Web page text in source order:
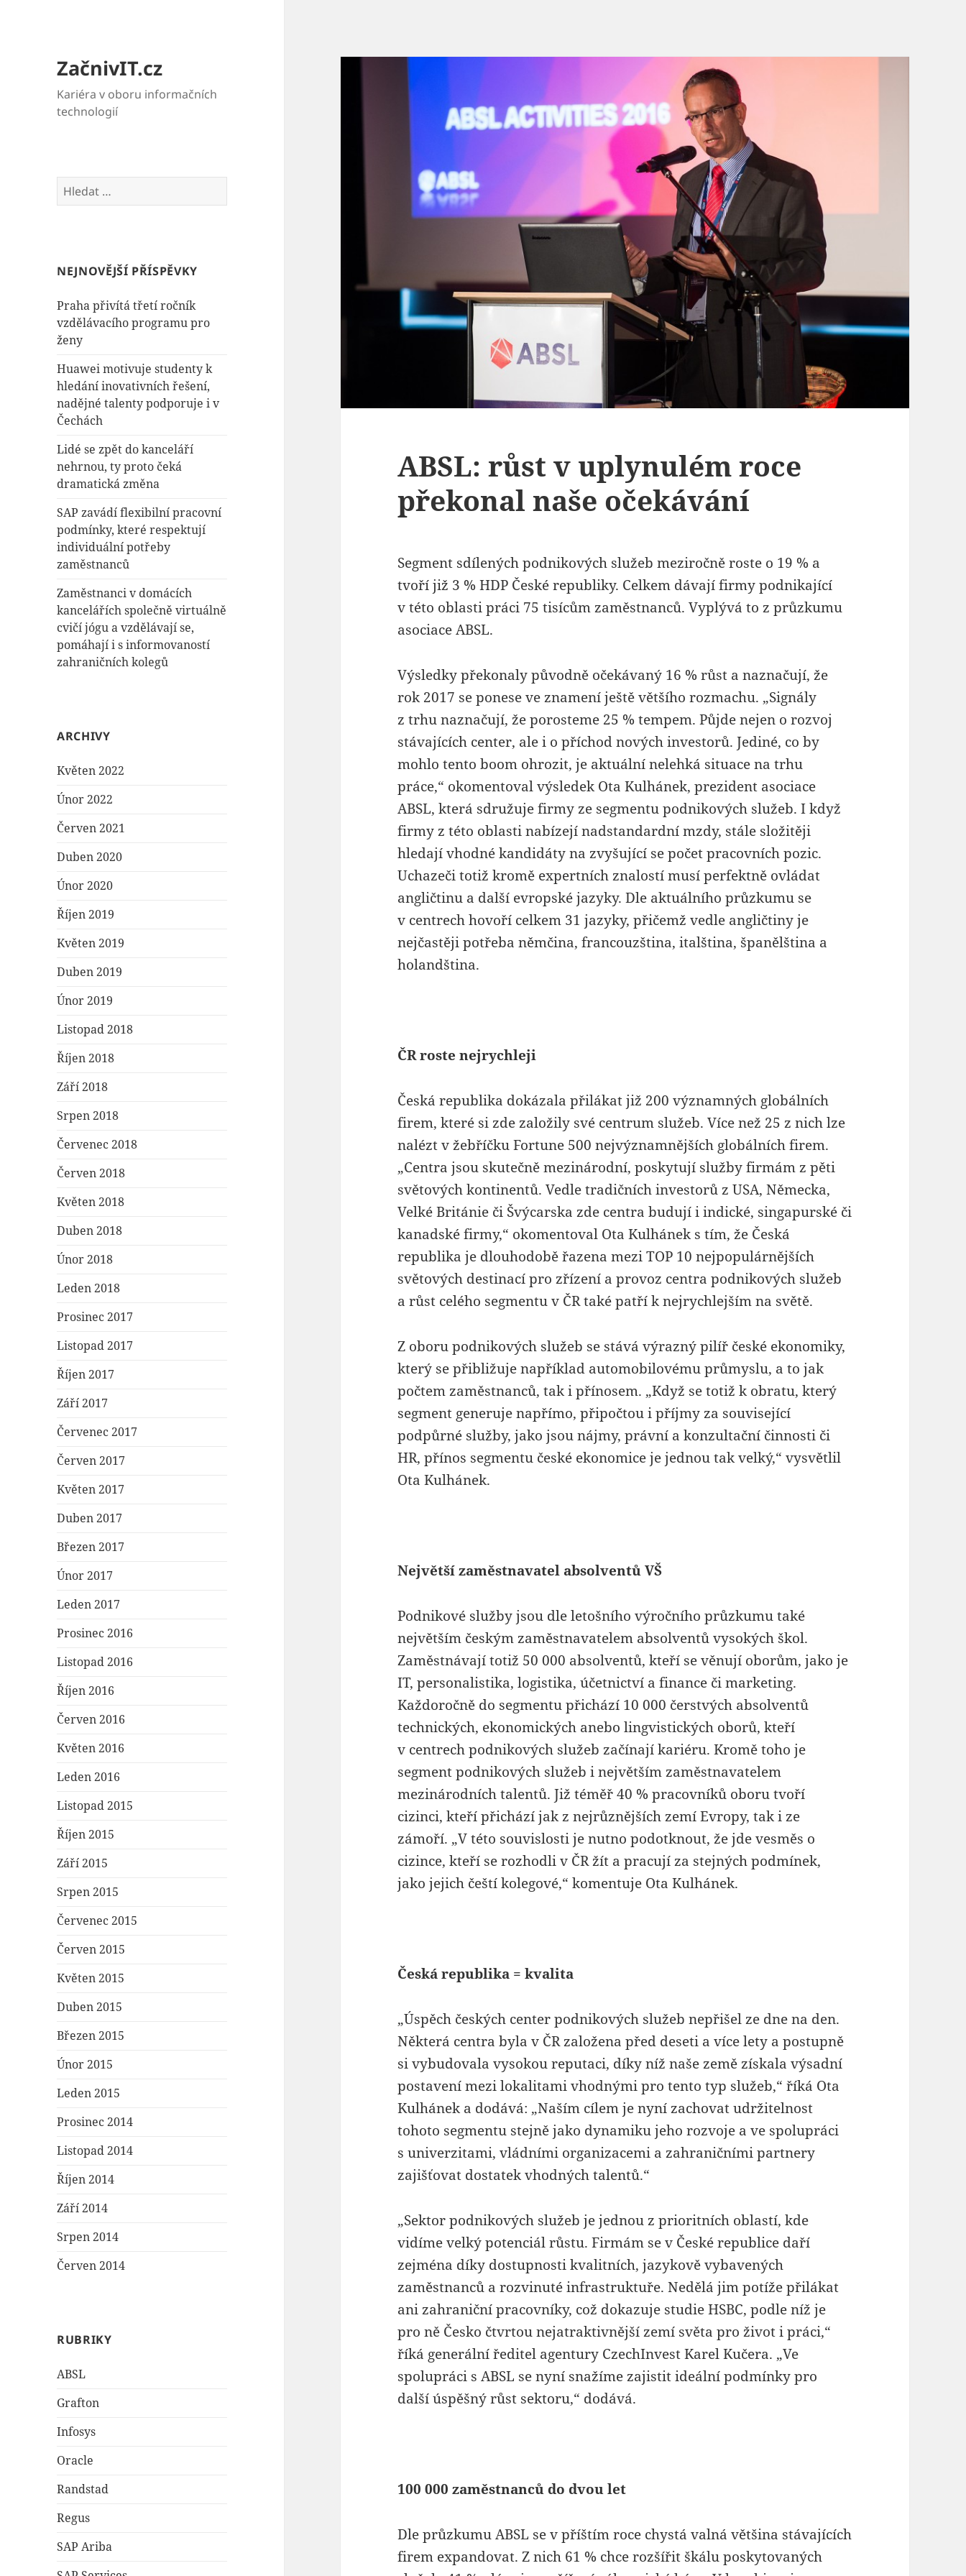
ZačnivIT.cz
Kariéra v oboru informačních
technologií
Vyhledávání
NEJNOVĚJŠÍ PŘÍSPĚVKY
Praha přivítá třetí ročník
vzdělávacího programu pro
ženy
Huawei motivuje studenty k
hledání inovativních řešení,
nadějné talenty podporuje i v
Čechách
Lidé se zpět do kanceláří
nehrnou, ty proto čeká
dramatická změna
SAP zavádí flexibilní pracovní
podmínky, které respektují
individuální potřeby
zaměstnanců
Zaměstnanci v domácích
kancelářích společně virtuálně
cvičí jógu a vzdělávají se,
pomáhají i s informovaností
zahraničních kolegů
ARCHIVY
Květen 2022
Únor 2022
Červen 2021
Duben 2020
Únor 2020
Říjen 2019
Květen 2019
Duben 2019
Únor 2019
Listopad 2018
Říjen 2018
Září 2018
Srpen 2018
Červenec 2018
Červen 2018
Květen 2018
Duben 2018
Únor 2018
Leden 2018
Prosinec 2017
Listopad 2017
Říjen 2017
Září 2017
Červenec 2017
Červen 2017
Květen 2017
Duben 2017
Březen 2017
Únor 2017
Leden 2017
Prosinec 2016
Listopad 2016
Říjen 2016
Červen 2016
Květen 2016
Leden 2016
Listopad 2015
Říjen 2015
Září 2015
Srpen 2015
Červenec 2015
Červen 2015
Květen 2015
Duben 2015
Březen 2015
Únor 2015
Leden 2015
Prosinec 2014
Listopad 2014
Říjen 2014
Září 2014
Srpen 2014
Červen 2014
RUBRIKY
ABSL
Grafton
Infosys
Oracle
Randstad
Regus
SAP Ariba
ABSL: růst v uplynulém roce
překonal naše očekávání
Segment sdílených podnikových služeb meziročně roste o 19 % a
tvoří již 3 % HDP České republiky. Celkem dávají firmy podnikající
v této oblasti práci 75 tisícům zaměstnanců. Vyplývá to z průzkumu
asociace ABSL.
Výsledky překonaly původně očekávaný 16 % růst a naznačují, že
rok 2017 se ponese ve znamení ještě většího rozmachu. „Signály
z trhu naznačují, že porosteme 25 % tempem. Půjde nejen o rozvoj
stávajících center, ale i o příchod nových investorů. Jediné, co by
mohlo tento boom ohrozit, je aktuální nelehká situace na trhu
práce,“ okomentoval výsledek Ota Kulhánek, prezident asociace
ABSL, která sdružuje firmy ze segmentu podnikových služeb. I když
firmy z této oblasti nabízejí nadstandardní mzdy, stále složitěji
hledají vhodné kandidáty na zvyšující se počet pracovních pozic.
Uchazeči totiž kromě expertních znalostí musí perfektně ovládat
angličtinu a další evropské jazyky. Dle aktuálního průzkumu se
v centrech hovoří celkem 31 jazyky, přičemž vedle angličtiny je
nejčastěji potřeba němčina, francouzština, italština, španělština a
holandština.
ČR roste nejrychleji
Česká republika dokázala přilákat již 200 významných globálních
firem, které si zde založily své centrum služeb. Více než 25 z nich lze
nalézt v žebříčku Fortune 500 nejvýznamnějších globálních firem.
„Centra jsou skutečně mezinárodní, poskytují služby firmám z pěti
světových kontinentů. Vedle tradičních investorů z USA, Německa,
Velké Británie či Švýcarska zde centra budují i indické, singapurské či
kanadské firmy,“ okomentoval Ota Kulhánek s tím, že Česká
republika je dlouhodobě řazena mezi TOP 10 nejpopulárnějších
světových destinací pro zřízení a provoz centra podnikových služeb
a růst celého segmentu v ČR také patří k nejrychlejším na světě.
Z oboru podnikových služeb se stává výrazný pilíř české ekonomiky,
který se přibližuje například automobilovému průmyslu, a to jak
počtem zaměstnanců, tak i přínosem. „Když se totiž k obratu, který
segment generuje napřímo, připočtou i příjmy za související
podpůrné služby, jako jsou nájmy, právní a konzultační činnosti či
HR, přínos segmentu české ekonomice je jednou tak velký,“ vysvětlil
Ota Kulhánek.
Největší zaměstnavatel absolventů VŠ
Podnikové služby jsou dle letošního výročního průzkumu také
největším českým zaměstnavatelem absolventů vysokých škol.
Zaměstnávají totiž 50 000 absolventů, kteří se věnují oborům, jako je
IT, personalistika, logistika, účetnictví a finance či marketing.
Každoročně do segmentu přichází 10 000 čerstvých absolventů
technických, ekonomických anebo lingvistických oborů, kteří
v centrech podnikových služeb začínají kariéru. Kromě toho je
segment podnikových služeb i největším zaměstnavatelem
mezinárodních talentů. Již téměř 40 % pracovníků oboru tvoří
cizinci, kteří přichází jak z nejrůznějších zemí Evropy, tak i ze
zámoří. „V této souvislosti je nutno podotknout, že jde vesměs o
cizince, kteří se rozhodli v ČR žít a pracují za stejných podmínek,
jako jejich čeští kolegové,“ komentuje Ota Kulhánek.
Česká republika = kvalita
„Úspěch českých center podnikových služeb nepřišel ze dne na den.
Některá centra byla v ČR založena před deseti a více lety a postupně
si vybudovala vysokou reputaci, díky níž naše země získala výsadní
postavení mezi lokalitami vhodnými pro tento typ služeb,“ říká Ota
Kulhánek a dodává: „Naším cílem je nyní zachovat udržitelnost
tohoto segmentu stejně jako dynamiku jeho rozvoje a ve spolupráci
s univerzitami, vládními organizacemi a zahraničními partnery
zajišťovat dostatek vhodných talentů.“
„Sektor podnikových služeb je jednou z prioritních oblastí, kde
vidíme velký potenciál růstu. Firmám se v České republice daří
zejména díky dostupnosti kvalitních, jazykově vybavených
zaměstnanců a rozvinuté infrastruktuře. Nedělá jim potíže přilákat
ani zahraniční pracovníky, což dokazuje studie HSBC, podle níž je
pro ně Česko čtvrtou nejatraktivnější zemí světa pro život i práci,“
říká generální ředitel agentury CzechInvest Karel Kučera. „Ve
spolupráci s ABSL se nyní snažíme zajistit ideální podmínky pro
další úspěšný růst sektoru,“ dodává.
100 000 zaměstnanců do dvou let
Dle průzkumu ABSL se v příštím roce chystá valná většina stávajících
firem expandovat. Z nich 61 % chce rozšířit škálu poskytovaných